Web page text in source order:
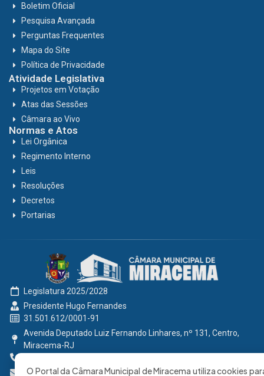
Boletim Oficial
Pesquisa Avançada
Perguntas Frequentes
Mapa do Site
Política de Privacidade
Atividade Legislativa
Projetos em Votação
Atas das Sessões
Câmara ao Vivo
Normas e Atos
Lei Orgânica
Regimento Interno
Leis
Resoluções
Decretos
Portarias
Legislatura 2025/2028
Presidente Hugo Fernandes
31.501.612/0001-91
Avenida Deputado Luiz Fernando Linhares, nº 131, Centro,
Miracema-RJ
secretaria@cmmiracema.rj.gov.br
O Portal da Câmara Municipal de Miracema utiliza cookies